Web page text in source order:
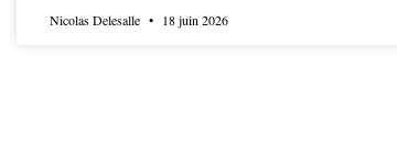
Nicolas Delesalle 18 juin 2026